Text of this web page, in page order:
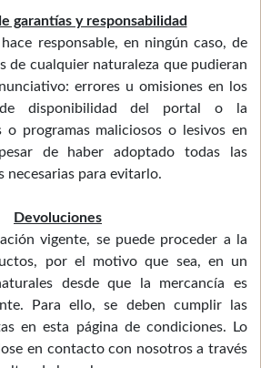
garantías y responsabilidad
hace responsable, en ningún caso, de
de cualquier naturaleza que pudieran
errores u omisiones en los
disponibilidad del portal o la
programas maliciosos o lesivos en
de haber adoptado todas las
necesarias para evitarlo.
Devoluciones
vigente, se puede proceder a la
por el motivo que sea, en un
desde que la mercancía es
Para ello, se deben cumplir las
en esta página de condiciones. Lo
en contacto con nosotros a través